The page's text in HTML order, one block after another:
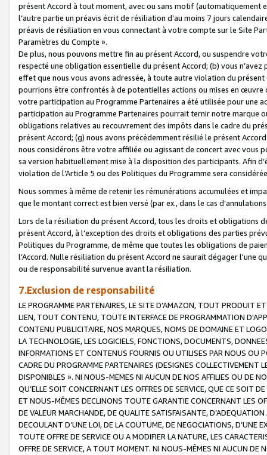
présent Accord à tout moment, avec ou sans motif (automatiquement
l’autre partie un préavis écrit de résiliation d’au moins 7 jours
préavis de résiliation en vous connectant à votre compte sur le Site
Paramètres du Compte ».
De plus, nous pouvons mettre fin au présent Accord, ou suspendre
respecté une obligation essentielle du présent Accord; (b) vous
effet que nous vous avons adressée, à toute autre violation du
pourrions être confrontés à de potentielles actions ou mises en
votre participation au Programme Partenaires a été utilisée pour une
participation au Programme Partenaires pourrait ternir notre marque
obligations relatives au recouvrement des impôts dans le cadre du
présent Accord; (g) nous avons précédemment résilié le présent
nous considérons être votre affiliée ou agissant de concert avec vous
sa version habituellement mise à la disposition des participants. Afin
violation de l’Article 5 ou des Politiques du Programme sera
Nous sommes à même de retenir les rémunérations accumulées et
que le montant correct est bien versé (par ex., dans le cas
Lors de la résiliation du présent Accord, tous les droits et obligations
présent Accord, à l’exception des droits et obligations des parties
Politiques du Programme, de même que toutes les obligations de
l’Accord. Nulle résiliation du présent Accord ne saurait dégager l'une
ou de responsabilité survenue avant la résiliation.
7.Exclusion de responsabilité
LE PROGRAMME PARTENAIRES, LE SITE D’AMAZON, TOUT PRODUIT
LIEN, TOUT CONTENU, TOUTE INTERFACE DE PROGRAMMATION
CONTENU PUBLICITAIRE, NOS MARQUES, NOMS DE DOMAINE ET
LA TECHNOLOGIE, LES LOGICIELS, FONCTIONS, DOCUMENTS,
INFORMATIONS ET CONTENUS FOURNIS OU UTILISES PAR NOUS OU
CADRE DU PROGRAMME PARTENAIRES (DESIGNES COLLECTIVEMENT
DISPONIBLES ». NI NOUS-MEMES NI AUCUN DE NOS AFFILIES OU DE
QU’ELLE SOIT CONCERNANT LES OFFRES DE SERVICE, QUE CE SOIT
ET NOUS-MÊMES DECLINONS TOUTE GARANTIE CONCERNANT LES
DE VALEUR MARCHANDE, DE QUALITE SATISFAISANTE,
DECOULANT D’UNE LOI, DE LA COUTUME, DE NEGOCIATIONS, D’UNE
TOUTE OFFRE DE SERVICE OU A MODIFIER LA NATURE, LES
OFFRE DE SERVICE, A TOUT MOMENT. NI NOUS-MÊMES NI AUCUN DE